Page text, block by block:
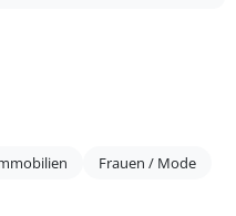
Frauen / Mode